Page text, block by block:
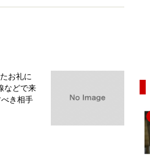
お礼に
などで来
き相手